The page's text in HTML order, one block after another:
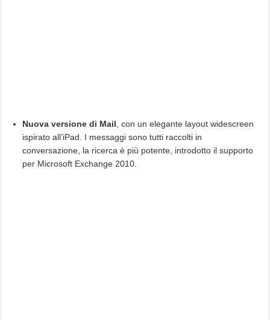
Nuova versione di Mail , con un elegante layout widescreen
ispirato all’iPad. I messaggi sono tutti raccolti in
conversazione, la ricerca è più potente, introdotto il supporto
per Microsoft Exchange 2010.